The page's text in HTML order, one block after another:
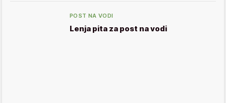
POST NA VODI
Lenja pita za post na vodi